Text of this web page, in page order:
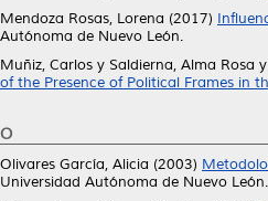
Mendoza Rosas, Lorena (2017)
Autónoma de Nuevo León.
Muñiz, Carlos y Saldierna, Alma Rosa y
of the Presence of Political Frames in
O
Olivares García, Alicia (2003)
Universidad Autónoma de Nuevo León.